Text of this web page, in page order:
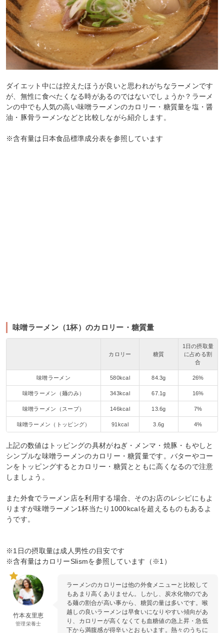
ダイエット中には控えたほうが良いと思われがちなラーメンです
が、無性に食べたくなる時があるのではないでしょうか？ラーメ
ンの中でも人気の高い味噌ラーメンのカロリー・糖質量を塩・醤
油・豚骨ラーメンなどと比較しながら紹介します。
※含有量は日本食品標準成分表を参照しています
味噌ラーメン（1杯）のカロリー・糖質量
カロリー 糖質
1日の摂取量
に占める割
合
味噌ラーメン 580kcal 84.3g 26%
味噌ラーメン（麺のみ） 343kcal 67.1g 16%
味噌ラーメン（スープ） 146kcal 13.6g 7%
味噌ラーメン（トッピング） 91kcal 3.6g 4%
上記の数値はトッピングの具材がねぎ・メンマ・焼豚・もやしと
シンプルな味噌ラーメンのカロリー・糖質量です。バターやコー
ンをトッピングするとカロリー・糖質とともに高くなるので注意
しましょう。
また外食でラーメン店を利用する場合、そのお店のレシピにもよ
りますが味噌ラーメン1杯当たり1000kcalを超えるものもあるよ
うです。
※1日の摂取量は成人男性の目安です
※含有量はカロリーSlismを参照しています（※1）
竹本友里恵
管理栄養士
ラーメンのカロリーは他の外食メニューと比較して
もあまり高くありません。しかし、炭水化物のであ
る麺の割合が高い事から、糖質の量は多いです。喉
越しの良いラーメンは早食いになりやすい傾向があ
り、カロリーが高くなくても血糖値の急上昇・急低
下から満腹感が得辛いとおもいます。熱々のうちに